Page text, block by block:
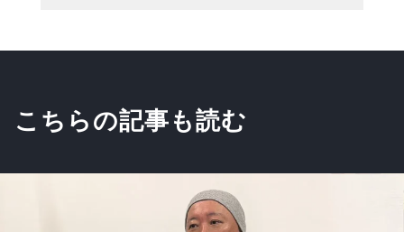
こちらの記事も読む